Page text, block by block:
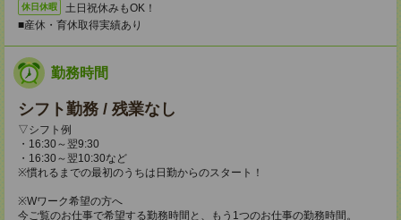
休日休暇
土日祝休みもOK！
■産休・育休取得実績あり
勤務時間
シフト勤務 / 残業なし
▽シフト例
・16:30～翌9:30
・16:30～翌10:30など
※慣れるまでの最初のうちは日勤からのスタート！
※Wワーク希望の方へ
今ご覧のお仕事で希望する勤務時間と、もう1つのお仕事の勤務時間。